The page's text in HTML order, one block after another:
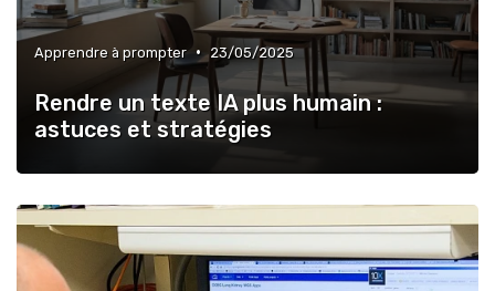
Apprendre à prompter • 23/05/2025
Rendre un texte IA plus humain :
astuces et stratégies